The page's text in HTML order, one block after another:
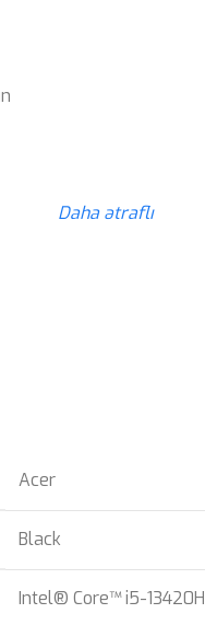
Daha ətraflı
Acer
Black
Intel® Core™ i5-13420H